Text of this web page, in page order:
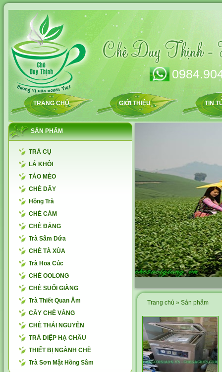
TRANG CHỦ GIỚI THIỆU TIN
SẢN PHẨM
TRÀ CỤ
LÁ KHÔI
TÁO MÈO
CHÈ DÂY
Hồng Trà
CHÈ CÁM
CHÈ ĐẮNG
Trà Sâm Dứa
CHÈ TÀ XÙA
Trà Hoa Cúc
CHÈ OOLONG
CHÈ SUỐI GIÀNG
Trà Thiết Quan Âm
CÂY CHÈ VẰNG
CHÈ THÁI NGUYÊN
TRÀ DIỆP HẠ CHÂU
THIẾT BỊ NGÀNH CHÈ
Trà Sơn Mật Hồng Sâm
Trang chủ » Sản phẩm